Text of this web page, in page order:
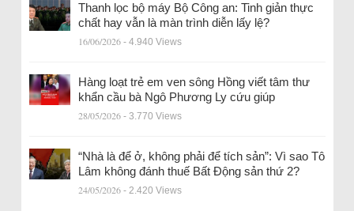
Thanh lọc bộ máy Bộ Công an: Tinh giản thực
chất hay vẫn là màn trình diễn lấy lệ?
16/06/2026 - 4.940 Views
Hàng loạt trẻ em ven sông Hồng viết tâm thư
khẩn cầu bà Ngô Phương Ly cứu giúp
28/05/2026 - 3.770 Views
“Nhà là để ở, không phải để tích sản”: Vì sao Tô
Lâm không đánh thuế Bất Động sản thứ 2?
24/05/2026 - 2.420 Views